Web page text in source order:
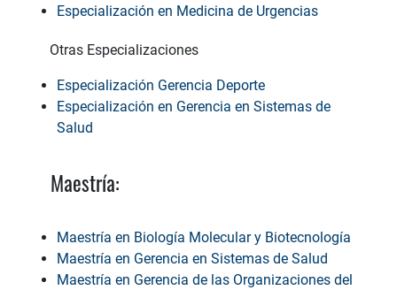
Especialización en Medicina de Urgencias
Otras Especializaciones
Especialización Gerencia Deporte
Especialización en Gerencia en Sistemas de
Salud
Maestría:
Maestría en Biología Molecular y Biotecnología
Maestría en Gerencia en Sistemas de Salud
Maestría en Gerencia de las Organizaciones del